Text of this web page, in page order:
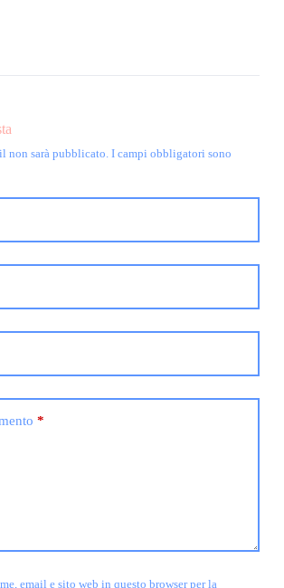
non sarà pubblicato. I campi obbligatori sono
*
email e sito web in questo browser per la